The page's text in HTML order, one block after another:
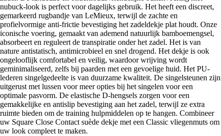
nubuck-look is perfect voor dagelijks gebruik. Het heeft een discreet,
gemarkeerd rugbandje van LeMieux, terwijl de zachte en
profielvormige anti-frictie bevestiging het zadeldekje plat houdt. Onze
iconische voering, gemaakt van ademend natuurlijk bamboemengsel,
absorbeert en reguleert de transpiratie onder het zadel. Het is van
nature antistatisch, antimicrobieel en snel drogend. Het dekje is ook
ongelooflijk comfortabel en veilig, waardoor wrijving wordt
geminimaliseerd, zelfs bij paarden met een gevoelige huid. Het PU-
lederen singelgedeelte is van duurzame kwaliteit. De singelsteunen zijn
uitgerust met lussen voor meer opties bij het singelen voor een
optimale pasvorm. De elastische D-hengsels zorgen voor een
gemakkelijke en antislip bevestiging aan het zadel, terwijl ze extra
ruimte bieden om de training hulpmiddelen op te hangen. Combineer
uw Square Close Contact suède dekje met een Classic vliegenmuts om
uw look compleet te maken.